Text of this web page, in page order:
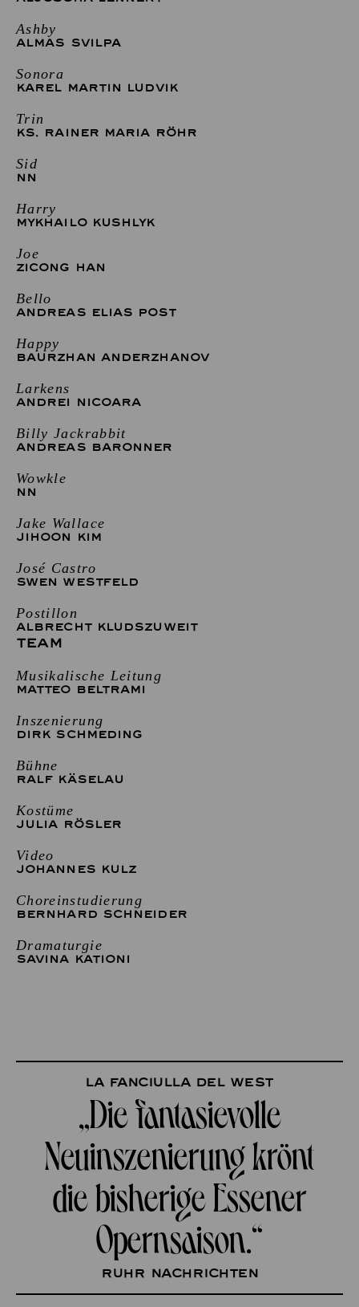
Ashby
ALMAS SVILPA
Sonora
KAREL MARTIN LUDVIK
Trin
KS. RAINER MARIA RÖHR
Sid
NN
Harry
MYKHAILO KUSHLYK
Joe
ZICONG HAN
Bello
ANDREAS ELIAS POST
Happy
BAURZHAN ANDERZHANOV
Larkens
ANDREI NICOARA
Billy Jackrabbit
ANDREAS BARONNER
Wowkle
NN
Jake Wallace
JIHOON KIM
José Castro
SWEN WESTFELD
Postillon
ALBRECHT KLUDSZUWEIT
TEAM
Musikalische Leitung
MATTEO BELTRAMI
Inszenierung
DIRK SCHMEDING
Bühne
RALF KÄSELAU
Kostüme
JULIA RÖSLER
Video
JOHANNES KULZ
Choreinstudierung
BERNHARD SCHNEIDER
Dramaturgie
SAVINA KATIONI
La fanciulla del West
„Die fantasievolle
Neuinszenierung krönt
die bisherige Essener
Opernsaison.“
Ruhr Nachrichten